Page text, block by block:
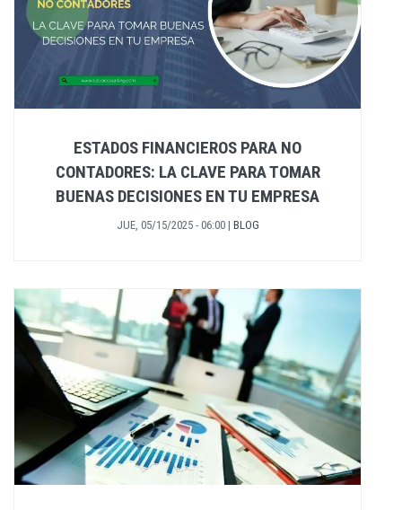
ESTADOS FINANCIEROS PARA NO
CONTADORES: LA CLAVE PARA TOMAR
BUENAS DECISIONES EN TU EMPRESA
JUE, 05/15/2025 - 06:00 | BLOG